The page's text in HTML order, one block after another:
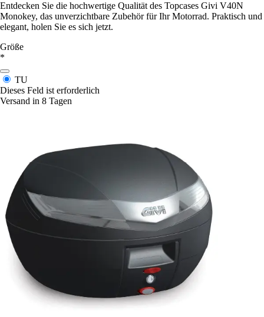
Entdecken Sie die hochwertige Qualität des Topcases Givi V40N
Monokey, das unverzichtbare Zubehör für Ihr Motorrad. Praktisch und
elegant, holen Sie es sich jetzt.
Größe
*
TU
Dieses Feld ist erforderlich
Versand in 8 Tagen